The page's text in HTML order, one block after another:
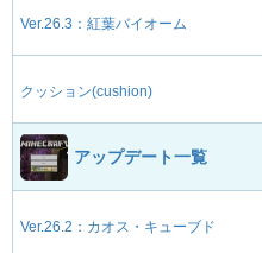
Ver.26.3：紅葉バイオーム
クッション(cushion)
アップデート一覧
Ver.26.2：カオス・キューブド